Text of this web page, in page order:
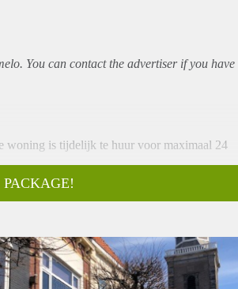
You can contact the advertiser if you have
woning is tijdelijk te huur voor maximaal 24
(te weten: vaatwasser, koelkast, gasfornuis en